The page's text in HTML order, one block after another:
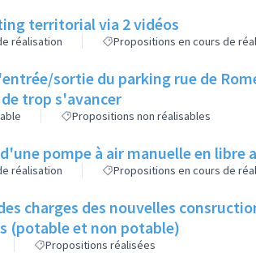
territorial via 2 vidéos
réalisation Propositions en cours de
sortie du parking rue de
trop s'avancer
Propositions non réalisables
pompe à air manuelle en libre
réalisation Propositions en cours de
charges des nouvelles
(potable et non potable)
Propositions réalisées